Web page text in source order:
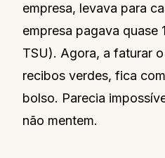
empresa, levava para
empresa pagava quase
TSU). Agora, a faturar
recibos verdes, fica
bolso. Parecia
não mentem.